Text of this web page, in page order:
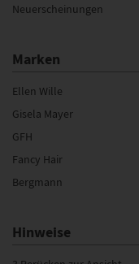
Neuerscheinungen
Marken
Ellen Wille
Gisela Mayer
GFH
Fancy Hair
Bergmann
Hinweise